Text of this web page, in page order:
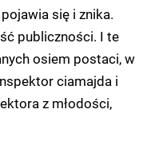
się i znika.
publiczności. I te
osiem postaci, w
ciamajda i
z młodości,